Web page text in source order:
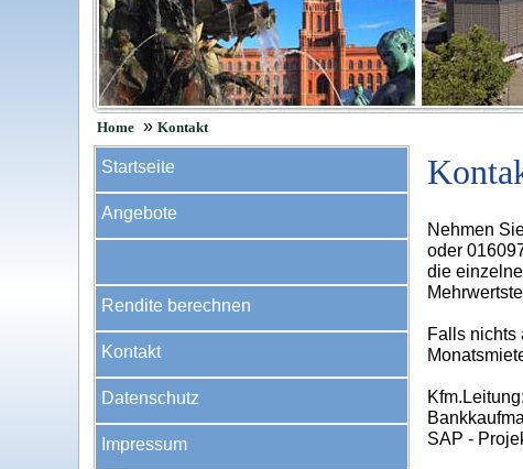
Home » Kontakt
Startseite
Angebote
Rendite berechnen
Kontakt
Datenschutz
Impressum
Nehmen
oder
die
Falls nichts
SAP -